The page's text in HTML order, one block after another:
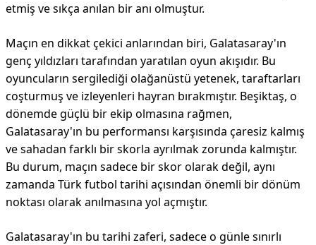
etmiş ve sıkça anılan bir anı olmuştur.
Maçın en dikkat çekici anlarından biri, Galatasaray'ın
genç yıldızları tarafından yaratılan oyun akışıdır. Bu
oyuncuların sergilediği olağanüstü yetenek, taraftarları
coşturmuş ve izleyenleri hayran bırakmıştır. Beşiktaş, o
dönemde güçlü bir ekip olmasına rağmen,
Galatasaray'ın bu performansı karşısında çaresiz kalmış
ve sahadan farklı bir skorla ayrılmak zorunda kalmıştır.
Bu durum, maçın sadece bir skor olarak değil, aynı
zamanda Türk futbol tarihi açısından önemli bir dönüm
noktası olarak anılmasına yol açmıştır.
Galatasaray'ın bu tarihi zaferi, sadece o günle sınırlı